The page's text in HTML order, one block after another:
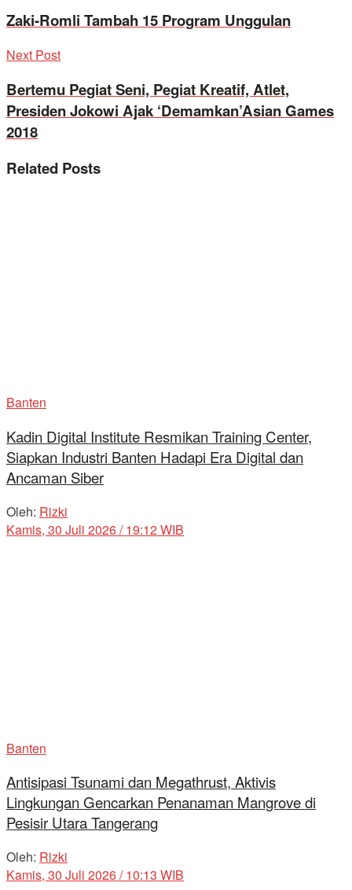
Zaki-Romli Tambah 15 Program Unggulan
Next Post
Bertemu Pegiat Seni, Pegiat Kreatif, Atlet,
Presiden Jokowi Ajak ‘Demamkan’Asian Games
2018
Related Posts
Banten
Kadin Digital Institute Resmikan Training Center,
Siapkan Industri Banten Hadapi Era Digital dan
Ancaman Siber
Oleh: Rizki
Kamis, 30 Juli 2026 / 19:12 WIB
Banten
Antisipasi Tsunami dan Megathrust, Aktivis
Lingkungan Gencarkan Penanaman Mangrove di
Pesisir Utara Tangerang
Oleh: Rizki
Kamis, 30 Juli 2026 / 10:13 WIB